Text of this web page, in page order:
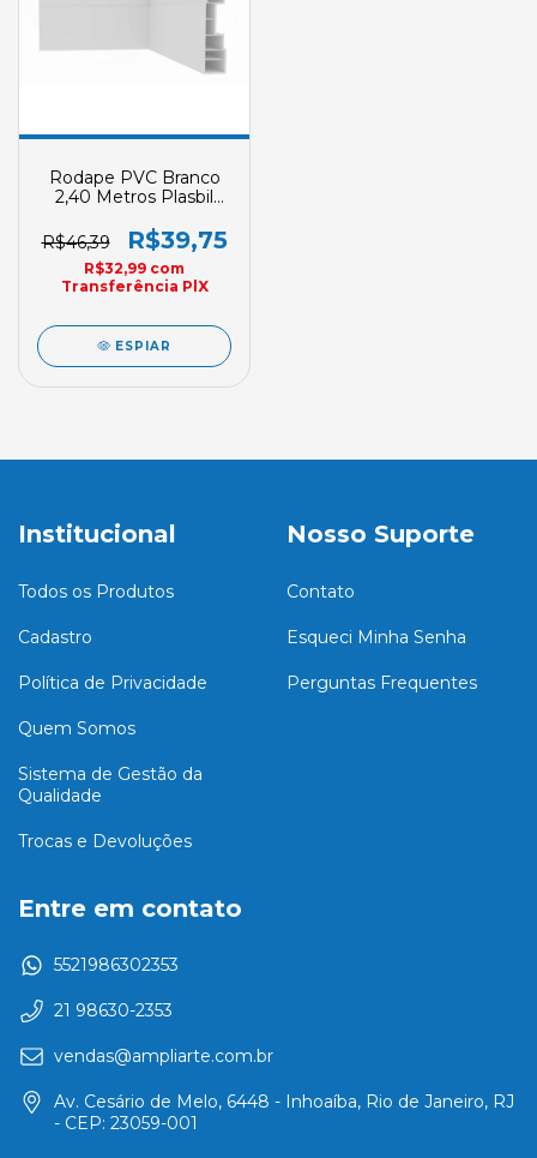
Rodape PVC Branco
2,40 Metros Plasbil
R$46,39
R$39,75
R$32,99 com
Transferência PlX
ESPIAR
Institucional
Todos os Produtos
Cadastro
Política de Privacidade
Quem Somos
Sistema de Gestão da
Qualidade
Trocas e Devoluções
Nosso Suporte
Contato
Esqueci Minha Senha
Perguntas Frequentes
Entre em contato
5521986302353
21 98630-2353
vendas@ampliarte.com.br
Av. Cesário de Melo, 6448 - Inhoaíba, Rio de Janeiro, RJ
- CEP: 23059-001